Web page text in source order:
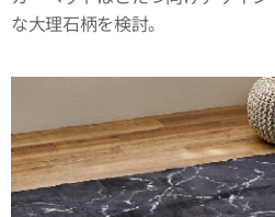
な大理石柄を検討。